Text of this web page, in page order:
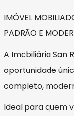
IMÓVEL
PADRÃO E
A Imobiliária San
oportunidade
completo,
Ideal para quem